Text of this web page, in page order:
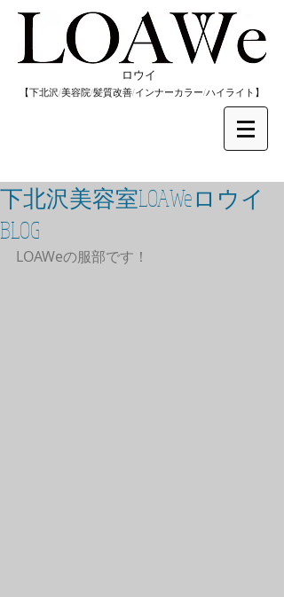
​ロウイ
​【下北沢/美容院/髪質改善/インナーカラー/​ハイライト】
下北沢美容室LOAWeロウイ
BLOG
LOAWeの服部です！